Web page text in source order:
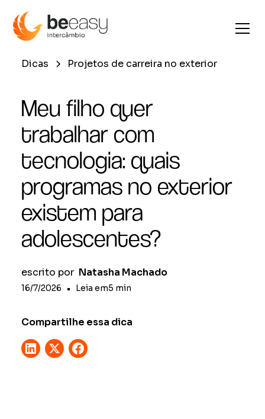
Dicas Projetos de carreira no exterior
Meu filho quer
trabalhar com
tecnologia: quais
programas no exterior
existem para
adolescentes?
escrito por Natasha Machado
16/7/2026 • Leia em5 min
Compartilhe essa dica